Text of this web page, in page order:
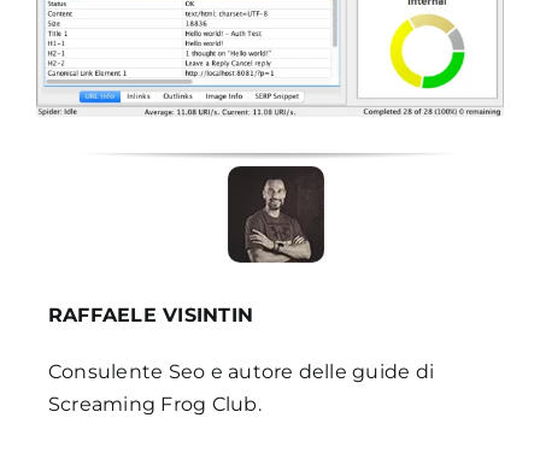
RAFFAELE VISINTIN
Consulente Seo e autore delle guide di
Screaming Frog Club.